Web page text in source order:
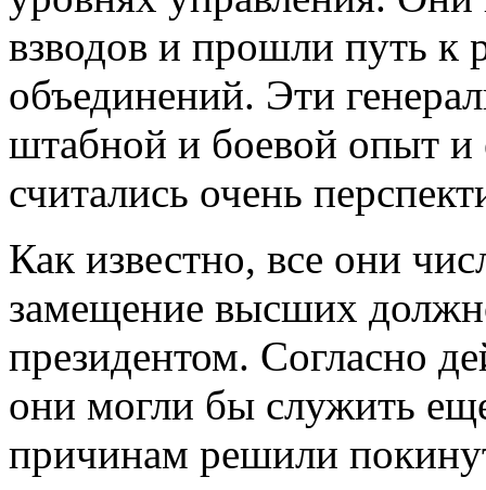
взводов и прошли путь к
объединений. Эти
штабной и боевой опыт и
считались очень
Как известно, все они
замещение высших
президентом. Согласно
они могли бы служить
причинам решили